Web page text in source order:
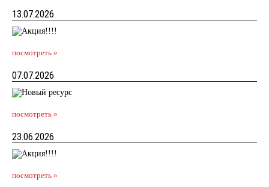
13.07.2026
посмотреть »
07.07.2026
посмотреть »
23.06.2026
посмотреть »